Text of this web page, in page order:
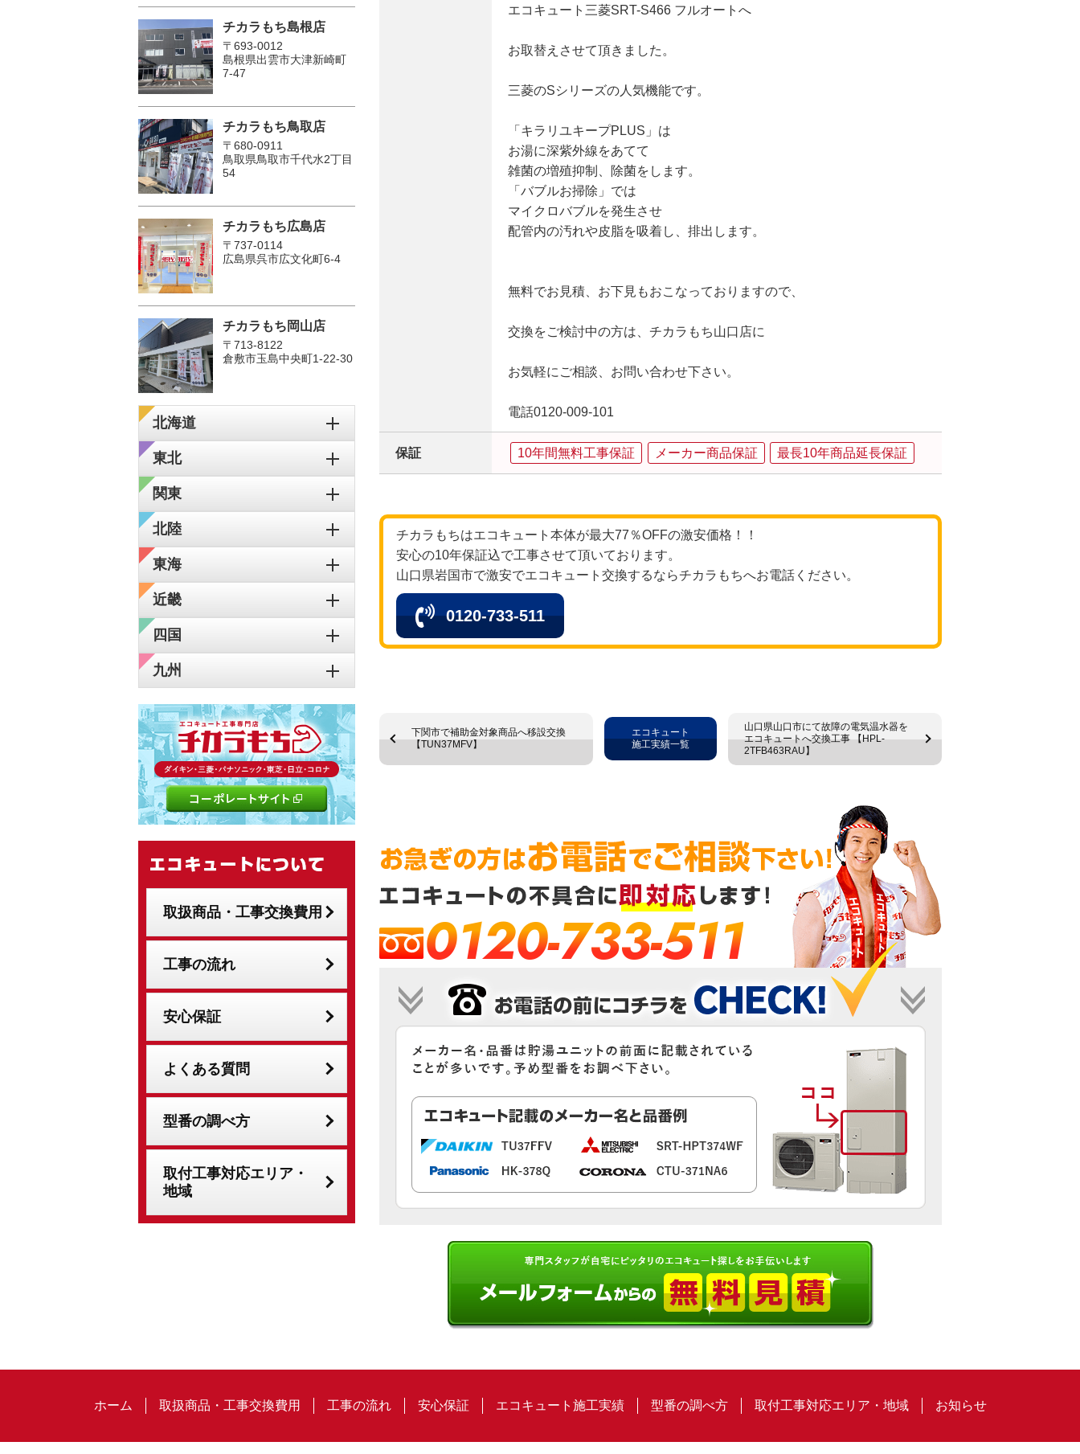
エコキュート三菱SRT-S466 フルオートへ
お取替えさせて頂きました。
三菱のSシリーズの人気機能です。
「キラリユキープPLUS」は
お湯に深紫外線をあてて
雑菌の増殖抑制、除菌をします。
「バブルお掃除」では
マイクロバブルを発生させ
配管内の汚れや皮脂を吸着し、排出します。
無料でお見積、お下見もおこなっておりますので、
交換をご検討中の方は、チカラもち山口店に
お気軽にご相談、お問い合わせ下さい。
電話0120-009-101
保証 10年間無料工事保証 メーカー商品保証 最長10年商品延長保証
チカラもちはエコキュート本体が最大77％OFFの激安価格！！
安心の10年保証込で工事させて頂いております。
山口県岩国市で激安でエコキュート交換するならチカラもちへお電話ください。
0120-733-511
下関市で補助金対象商品へ移設交換
【TUN37MFV】
山口県山口市にて故障の電気温水器を
エコキュートへ交換工事 【HPL-
2TFB463RAU】
エコキュート
施工実績一覧
0120-733-511
チカラもち島根店
〒693-0012
島根県出雲市大津新崎町
7-47
チカラもち鳥取店
〒680-0911
鳥取県鳥取市千代水2丁目
54
チカラもち広島店
〒737-0114
広島県呉市広文化町6-4
チカラもち岡山店
〒713-8122
倉敷市玉島中央町1-22-30
北海道
東北
関東
北陸
東海
近畿
四国
九州
取扱商品・工事交換費用
工事の流れ
安心保証
よくある質問
型番の調べ方
取付工事対応エリア・
地域
ホーム 取扱商品・工事交換費用 工事の流れ 安心保証 エコキュート施工実績 型番の調べ方 取付工事対応エリア・地域 お知らせ